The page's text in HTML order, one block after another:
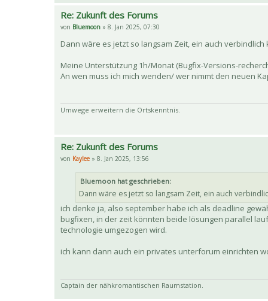
Re: Zukunft des Forums
von Bluemoon » 8. Jan 2025, 07:30
Dann wäre es jetzt so langsam Zeit, ein auch
Meine Unterstützung 1h/Monat (Bugfix-Versions-
An wen muss ich mich wenden/ wer nimmt den neuen
Umwege erweitern die Ortskenntnis.
Re: Zukunft des Forums
von Kaylee » 8. Jan 2025, 13:56
Bluemoon hat geschrieben:
Dann wäre es jetzt so langsam Zeit, ein auch
ich denke ja, also september habe ich als deadline
bugfixen, in der zeit könnten beide lösungen parallel
technologie umgezogen wird.
ich kann dann auch ein privates unterforum einrichten
Captain der nähkromantischen Raumstation.